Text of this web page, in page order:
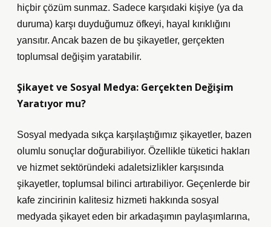
hiçbir çözüm sunmaz. Sadece karşıdaki kişiye (ya da
duruma) karşı duyduğumuz öfkeyi, hayal kırıklığını
yansıtır. Ancak bazen de bu şikayetler, gerçekten
toplumsal değişim yaratabilir.
Şikayet ve Sosyal Medya: Gerçekten Değişim
Yaratıyor mu?
Sosyal medyada sıkça karşılaştığımız şikayetler, bazen
olumlu sonuçlar doğurabiliyor. Özellikle tüketici hakları
ve hizmet sektöründeki adaletsizlikler karşısında
şikayetler, toplumsal bilinci artırabiliyor. Geçenlerde bir
kafe zincirinin kalitesiz hizmeti hakkında sosyal
medyada şikayet eden bir arkadaşımın paylaşımlarına,